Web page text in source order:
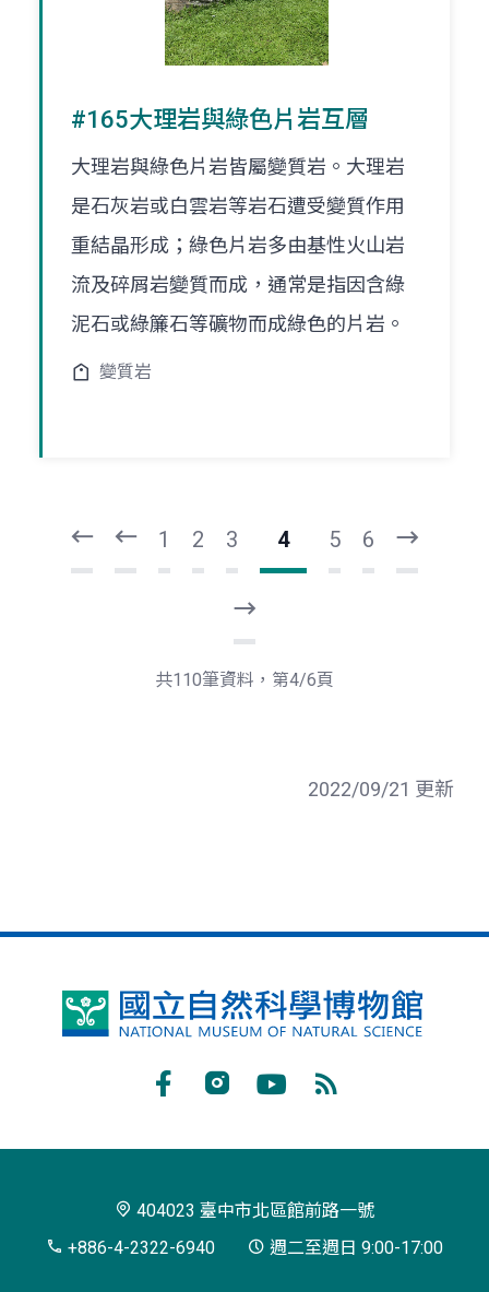
#165大理岩與綠色片岩互層
大理岩與綠色片岩皆屬變質岩。大理岩
是石灰岩或白雲岩等岩石遭受變質作用
重結晶形成；綠色片岩多由基性火山岩
流及碎屑岩變質而成，通常是指因含綠
泥石或綠簾石等礦物而成綠色的片岩。
變質岩
1 2 3 4 5 6
一
後
一
共110筆資料，第4/6頁
2022/09/21 更新
國
博
閱
404023 臺中市北區館前路一號
+886-4-2322-6940
週二至週日 9:00-17:00